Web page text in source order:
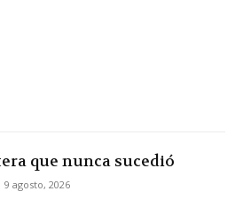
que nunca sucedió
9 agosto, 2026